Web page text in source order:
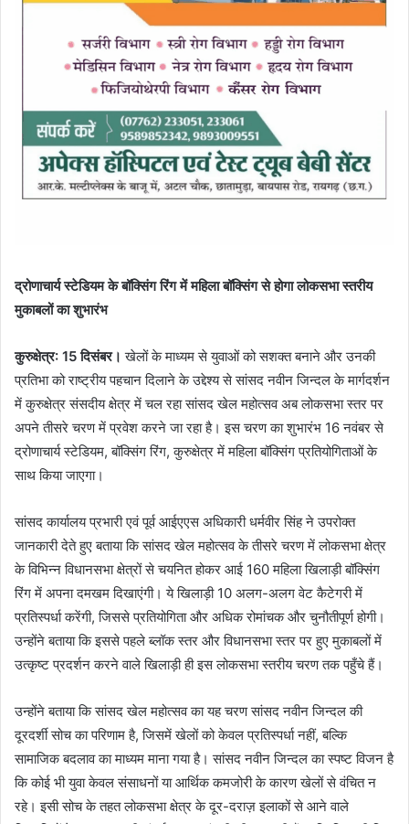
द्रोणाचार्य स्टेडियम के बॉक्सिंग रिंग में महिला बॉक्सिंग से होगा लोकसभा स्तरीय
मुकाबलों का शुभारंभ
कुरुक्षेत्र: 15 दिसंबर। खेलों के माध्यम से युवाओं को सशक्त बनाने और उनकी
प्रतिभा को राष्ट्रीय पहचान दिलाने के उद्देश्य से सांसद नवीन जिन्दल के मार्गदर्शन
में कुरुक्षेत्र संसदीय क्षेत्र में चल रहा सांसद खेल महोत्सव अब लोकसभा स्तर पर
अपने तीसरे चरण में प्रवेश करने जा रहा है। इस चरण का शुभारंभ 16 नवंबर से
द्रोणाचार्य स्टेडियम, बॉक्सिंग रिंग, कुरुक्षेत्र में महिला बॉक्सिंग प्रतियोगिताओं के
साथ किया जाएगा।
सांसद कार्यालय प्रभारी एवं पूर्व आईएएस अधिकारी धर्मवीर सिंह ने उपरोक्त
जानकारी देते हुए बताया कि सांसद खेल महोत्सव के तीसरे चरण में लोकसभा क्षेत्र
के विभिन्न विधानसभा क्षेत्रों से चयनित होकर आई 160 महिला खिलाड़ी बॉक्सिंग
रिंग में अपना दमखम दिखाएंगी। ये खिलाड़ी 10 अलग-अलग वेट कैटेगरी में
प्रतिस्पर्धा करेंगी, जिससे प्रतियोगिता और अधिक रोमांचक और चुनौतीपूर्ण होगी।
उन्होंने बताया कि इससे पहले ब्लॉक स्तर और विधानसभा स्तर पर हुए मुकाबलों में
उत्कृष्ट प्रदर्शन करने वाले खिलाड़ी ही इस लोकसभा स्तरीय चरण तक पहुँचे हैं।
उन्होंने बताया कि सांसद खेल महोत्सव का यह चरण सांसद नवीन जिन्दल की
दूरदर्शी सोच का परिणाम है, जिसमें खेलों को केवल प्रतिस्पर्धा नहीं, बल्कि
सामाजिक बदलाव का माध्यम माना गया है। सांसद नवीन जिन्दल का स्पष्ट विजन है
कि कोई भी युवा केवल संसाधनों या आर्थिक कमजोरी के कारण खेलों से वंचित न
रहे। इसी सोच के तहत लोकसभा क्षेत्र के दूर-दराज़ इलाकों से आने वाले